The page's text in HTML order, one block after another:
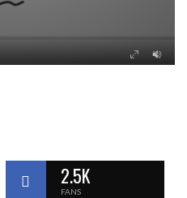
2.5K
FANS